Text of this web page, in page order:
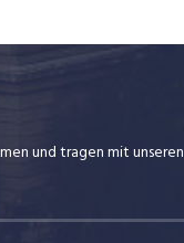
und tragen mit unseren